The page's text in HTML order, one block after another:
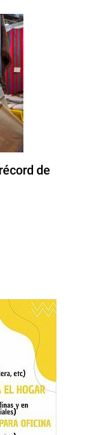
de